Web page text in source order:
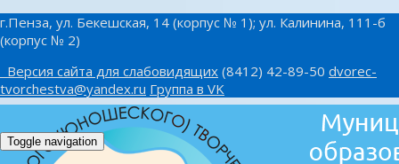
г.Пенза, ул. Бекешская, 14 (корпус № 1); ул. Калинина, 111-б
(корпус № 2)
Версия сайта для слабовидящих (8412) 42-89-50 dvorec-
tvorchestva@yandex.ru Группа в VK
Toggle navigation